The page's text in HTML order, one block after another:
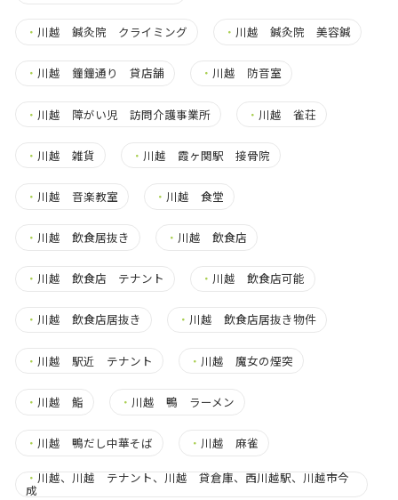
・ 川越 鍼灸院 クライミング ・ 川越 鍼灸院 美容鍼
・ 川越 鐘鐘通り 貸店舗 ・ 川越 防音室
・ 川越 障がい児 訪問介護事業所 ・ 川越 雀荘
・ 川越 雑貨 ・ 川越 霞ヶ関駅 接骨院
・ 川越 音楽教室 ・ 川越 食堂
・ 川越 飲食居抜き ・ 川越 飲食店
・ 川越 飲食店 テナント ・ 川越 飲食店可能
・ 川越 飲食店居抜き ・ 川越 飲食店居抜き物件
・ 川越 駅近 テナント ・ 川越 魔女の煙突
・ 川越 鮨 ・ 川越 鴨 ラーメン
・ 川越 鴨だし中華そば ・ 川越 麻雀
・ 川越、川越 テナント、川越 貸倉庫、西川越駅、川越市今
成